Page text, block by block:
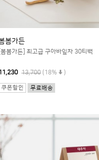
봄가든
봄가든] 최고급 구아바잎차 30티백
13,700 (18% )